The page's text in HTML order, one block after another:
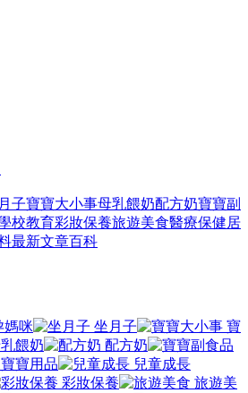
子寶寶大小事母乳餵奶配方奶寶寶副
校教育彩妝保養旅遊美食醫療保健居
最新文章百科
媽咪 坐月子
寶
餵奶
配方奶
寶寶用品
兒童成長
彩妝保養
旅遊美